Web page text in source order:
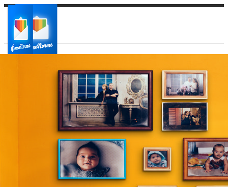
Ваш регион доставки
Выберите из списка: